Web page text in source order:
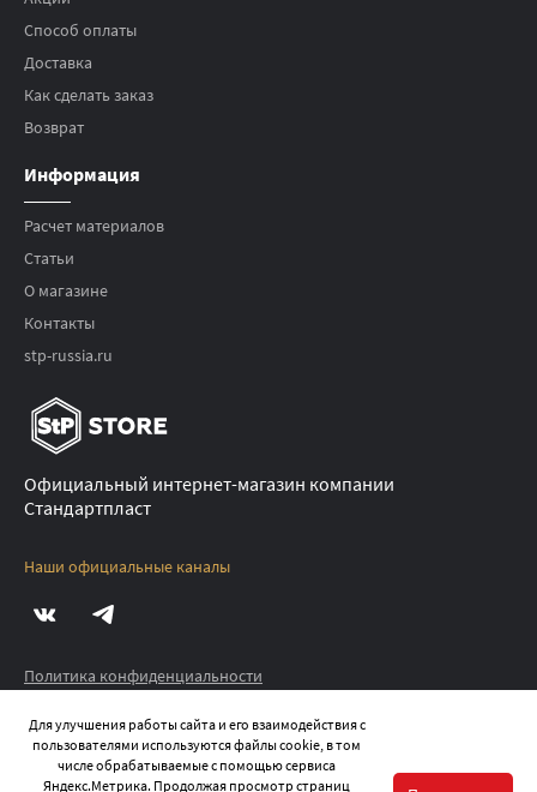
Способ оплаты
Доставка
Как сделать заказ
Возврат
Информация
Расчет материалов
Статьи
О магазине
Контакты
stp-russia.ru
Официальный интернет-магазин компании
Стандартпласт
Наши официальные каналы
Политика конфиденциальности
©2026STP.STORE ВСЕ ПРАВА ЗАЩИЩЕНЫ
Для улучшения работы сайта и его взаимодействия с
пользователями используются файлы cookie, в том
числе обрабатываемые с помощью сервиса
Яндекс.Метрика. Продолжая просмотр страниц